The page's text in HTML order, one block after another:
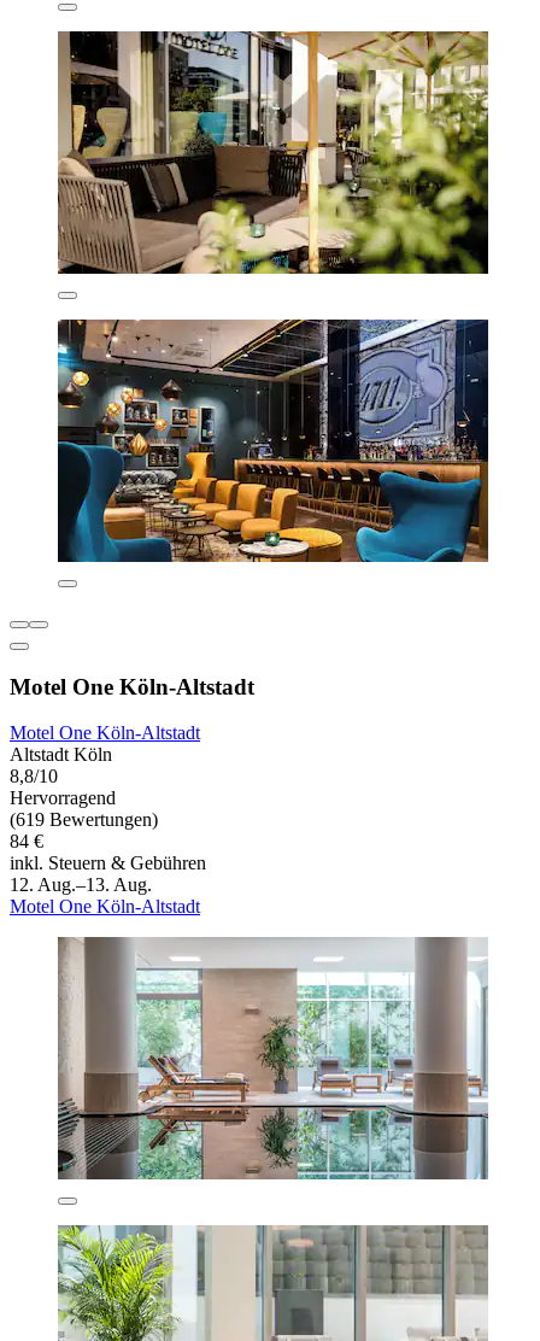
Motel One Köln-Altstadt
Motel One Köln-Altstadt
Altstadt Köln
8,8/10
Hervorragend
(619 Bewertungen)
84 €
inkl. Steuern & Gebühren
12. Aug.–13. Aug.
Motel One Köln-Altstadt